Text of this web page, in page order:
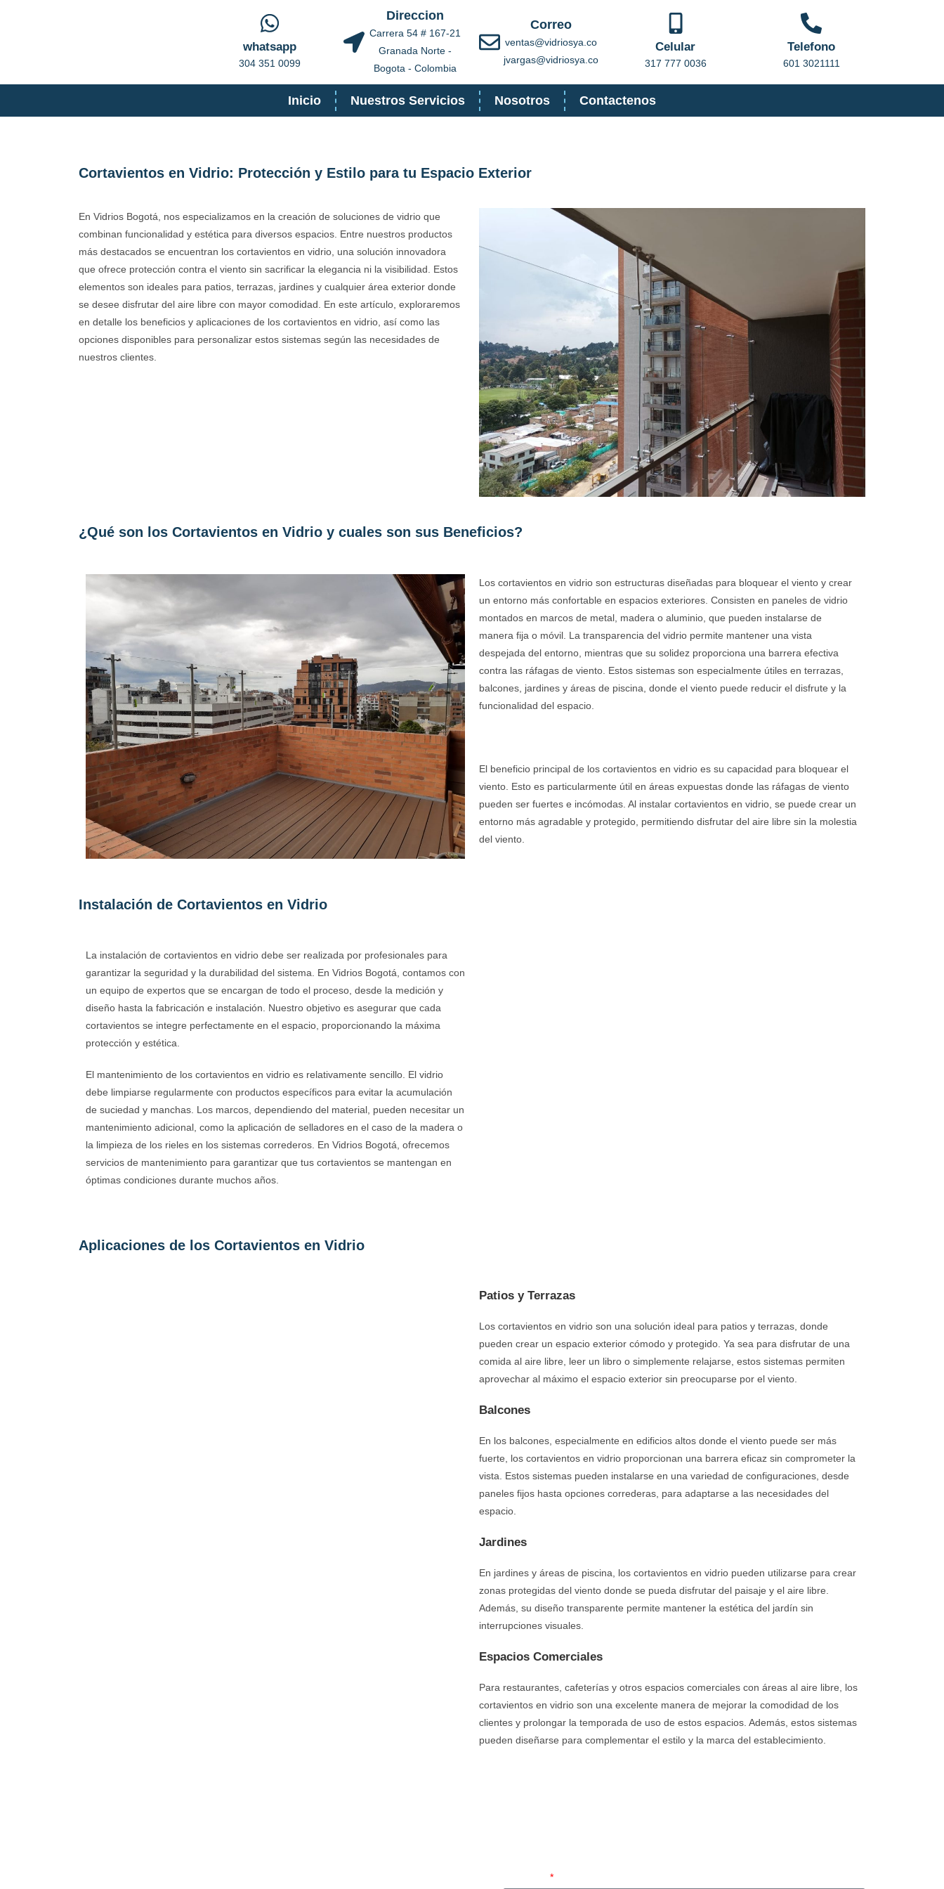
whatsapp
304 351 0099
Direccion
Carrera 54 # 167-21
Granada Norte -
Bogota - Colombia
Correo
ventas@vidriosya.co
jvargas@vidriosya.co
Celular
317 777 0036
Telefono
601 3021111
Inicio Nuestros Servicios Nosotros Contactenos
Cortavientos en Vidrio: Protección y Estilo para tu Espacio Exterior
En Vidrios Bogotá, nos especializamos en la creación de soluciones de vidrio que
combinan funcionalidad y estética para diversos espacios. Entre nuestros productos
más destacados se encuentran los cortavientos en vidrio, una solución innovadora
que ofrece protección contra el viento sin sacrificar la elegancia ni la visibilidad. Estos
elementos son ideales para patios, terrazas, jardines y cualquier área exterior donde
se desee disfrutar del aire libre con mayor comodidad. En este artículo, exploraremos
en detalle los beneficios y aplicaciones de los cortavientos en vidrio, así como las
opciones disponibles para personalizar estos sistemas según las necesidades de
nuestros clientes.
¿Qué son los Cortavientos en Vidrio y cuales son sus Beneficios?
Los cortavientos en vidrio son estructuras diseñadas para bloquear el viento y crear
un entorno más confortable en espacios exteriores. Consisten en paneles de vidrio
montados en marcos de metal, madera o aluminio, que pueden instalarse de
manera fija o móvil. La transparencia del vidrio permite mantener una vista
despejada del entorno, mientras que su solidez proporciona una barrera efectiva
contra las ráfagas de viento. Estos sistemas son especialmente útiles en terrazas,
balcones, jardines y áreas de piscina, donde el viento puede reducir el disfrute y la
funcionalidad del espacio.
El beneficio principal de los cortavientos en vidrio es su capacidad para bloquear el
viento. Esto es particularmente útil en áreas expuestas donde las ráfagas de viento
pueden ser fuertes e incómodas. Al instalar cortavientos en vidrio, se puede crear un
entorno más agradable y protegido, permitiendo disfrutar del aire libre sin la molestia
del viento.
Instalación de Cortavientos en Vidrio
La instalación de cortavientos en vidrio debe ser realizada por profesionales para
garantizar la seguridad y la durabilidad del sistema. En Vidrios Bogotá, contamos con
un equipo de expertos que se encargan de todo el proceso, desde la medición y
diseño hasta la fabricación e instalación. Nuestro objetivo es asegurar que cada
cortavientos se integre perfectamente en el espacio, proporcionando la máxima
protección y estética.
El mantenimiento de los cortavientos en vidrio es relativamente sencillo. El vidrio
debe limpiarse regularmente con productos específicos para evitar la acumulación
de suciedad y manchas. Los marcos, dependiendo del material, pueden necesitar un
mantenimiento adicional, como la aplicación de selladores en el caso de la madera o
la limpieza de los rieles en los sistemas correderos. En Vidrios Bogotá, ofrecemos
servicios de mantenimiento para garantizar que tus cortavientos se mantengan en
óptimas condiciones durante muchos años.
Aplicaciones de los Cortavientos en Vidrio
Patios y Terrazas
Los cortavientos en vidrio son una solución ideal para patios y terrazas, donde
pueden crear un espacio exterior cómodo y protegido. Ya sea para disfrutar de una
comida al aire libre, leer un libro o simplemente relajarse, estos sistemas permiten
aprovechar al máximo el espacio exterior sin preocuparse por el viento.
Balcones
En los balcones, especialmente en edificios altos donde el viento puede ser más
fuerte, los cortavientos en vidrio proporcionan una barrera eficaz sin comprometer la
vista. Estos sistemas pueden instalarse en una variedad de configuraciones, desde
paneles fijos hasta opciones correderas, para adaptarse a las necesidades del
espacio.
Jardines
En jardines y áreas de piscina, los cortavientos en vidrio pueden utilizarse para crear
zonas protegidas del viento donde se pueda disfrutar del paisaje y el aire libre.
Además, su diseño transparente permite mantener la estética del jardín sin
interrupciones visuales.
Espacios Comerciales
Para restaurantes, cafeterías y otros espacios comerciales con áreas al aire libre, los
cortavientos en vidrio son una excelente manera de mejorar la comodidad de los
clientes y prolongar la temporada de uso de estos espacios. Además, estos sistemas
pueden diseñarse para complementar el estilo y la marca del establecimiento.